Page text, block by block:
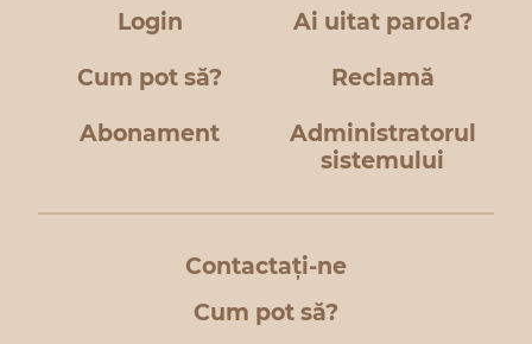
Login Ai uitat parola?
Cum pot să? Reclamă
Abonament
Administratorul
sistemului
Contactați-ne
Cum pot să?